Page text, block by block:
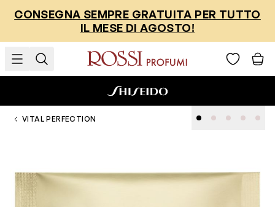
CONSEGNA SEMPRE GRATUITA PER TUTTO
IL MESE DI AGOSTO!
VITAL PERFECTION